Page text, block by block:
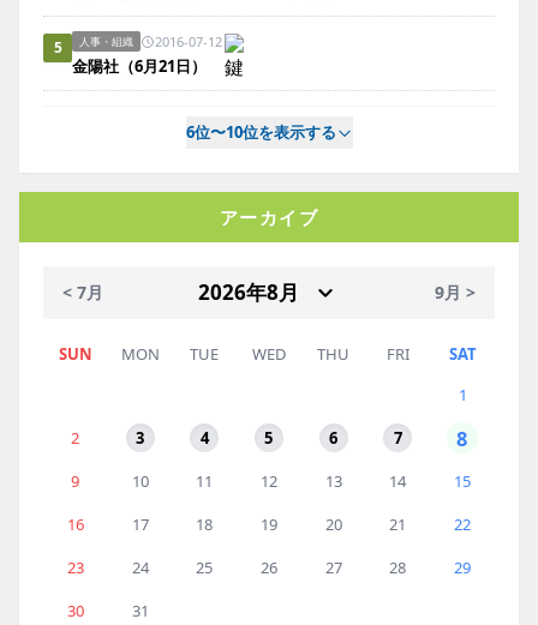
5 人事・組織 2016-07-12
金陽社（6月21日）
6位〜10位を表示する
アーカイブ
< 7月 9月 >
SUN MON TUE WED THU FRI
SAT
1
2
3 4 5 6 7 8
9 10 11 12 13 14
15
16
17 18 19 20 21
22
23
24 25 26 27 28
29
30
31